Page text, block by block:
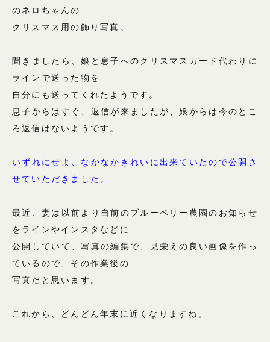
のネロちゃんの
クリスマス用の飾り写真。
聞きましたら、娘と息子へのクリスマスカード代わりに
ラインで送った物を
自分にも送ってくれたようです。
息子からはすぐ、返信が来ましたが、娘からは今のとこ
ろ返信はないようです。
いずれにせよ、なかなかきれいに出来ていたので公開さ
せていただきました。
最近、妻は以前より自前のブルーベリー農園のお知らせ
をラインやインスタなどに
公開していて、写真の編集で、見栄えの良い画像を作っ
ているので、その作業後の
写真だと思います。
これから、どんどん年末に近くなりますね。